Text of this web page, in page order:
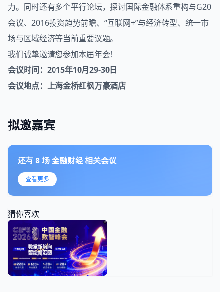
力。同时还有多个平行论坛，探讨国际金融体系重构与G20
会议、2016投资趋势前瞻、“互联网+”与经济转型、统一市
场与区域经济等当前重要议题。
我们诚挚邀请您参加本届年会！
会议时间：2015年10月29-30日
会议地点：上海金桥红枫万豪酒店
拟邀嘉宾
还有8场金融财经相关会议
查看更多
猜你喜欢